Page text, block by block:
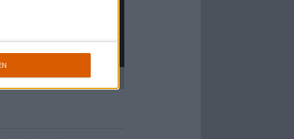
– Weckt Die Toten (7-Inch)